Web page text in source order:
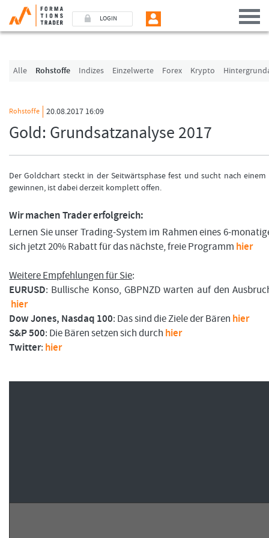
LOGIN
Alle Rohstoffe Indizes Einzelwerte Forex Krypto
Rohstoffe 20.08.2017 16:09
Gold: Grundsatzanalyse 2017
Der Goldchart steckt in der Seitwärtsphase fest und sucht nach
gewinnen, ist dabei derzeit komplett offen.
Wir machen Trader erfolgreich:
Lernen Sie unser Trading-System im Rahmen eines 6-
sich jetzt 20% Rabatt für das nächste, freie Programm hier
Weitere Empfehlungen für Sie:
EURUSD: Bullische Konso, GBPNZD warten auf den
hier
Dow Jones, Nasdaq 100: Das sind die Ziele der Bären hier
S&P 500: Die Bären setzen sich durch hier
Twitter: hier
Benutzer (E-Mail-Adresse in Kleinschrift)
Angemeldet bleiben
LOGIN
Passwort vergessen
Ich bin neu, und jetzt?
Das Formationstrader Programm bietet unterschiedliche User-Pakete. Bitte
und finden Sie auf unserem Online-Shop das passende Angebot.
FORMATIONSTRADER WERDEN